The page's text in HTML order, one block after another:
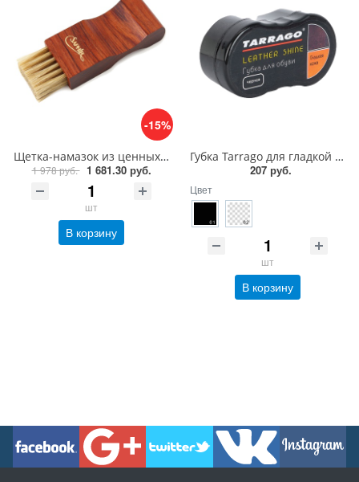
-15%
Щетка-намазок из ценных пород дерева Saphir Brosse Pommadier
1 978 руб. 1 681.30 руб.
шт
В корзину
Губка Tarrago для гладкой кожи силикон
207 руб.
Цвет
шт
В корзину